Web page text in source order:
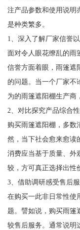
注产品参数和使用说明
是种类繁多。
1、深入了解厂家信誉
面对令人眼花缭乱的雨
信誉方面着眼，雨篷遮
的问题。当一个厂家不
为的雨篷遮阳棚生产商
2、对比探究产品综合
购买雨篷遮阳棚，多数
然，当下社会愈来愈读
消费应当基于质量、外
较，方可真正选择出性
3、借助调研感受售后
在购买一此非日常性使
题。譬如说，购买雨篷
较售后服务。通常说明